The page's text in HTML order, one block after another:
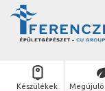
Készülékek